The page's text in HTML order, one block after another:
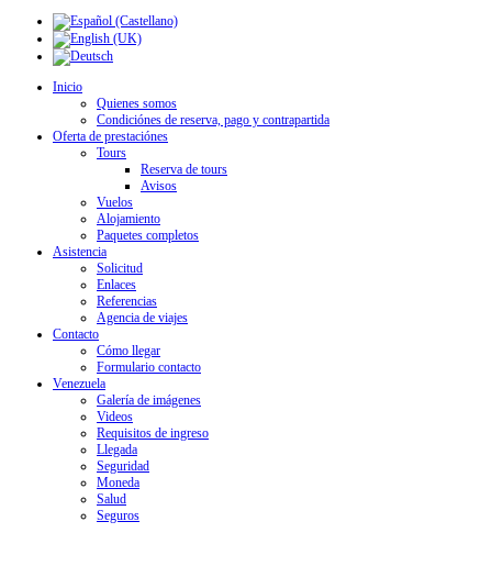
Inicio
Quienes somos
Condiciónes de reserva, pago y contrapartida
Oferta de prestaciónes
Tours
Reserva de tours
Avisos
Vuelos
Alojamiento
Paquetes completos
Asistencia
Solicitud
Enlaces
Referencias
Agencia de viajes
Contacto
Cómo llegar
Formulario contacto
Venezuela
Galería de imágenes
Videos
Requisitos de ingreso
Llegada
Seguridad
Moneda
Salud
Seguros